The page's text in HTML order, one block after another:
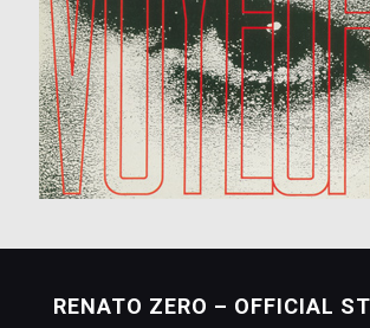
RENATO ZERO – OFFICIAL